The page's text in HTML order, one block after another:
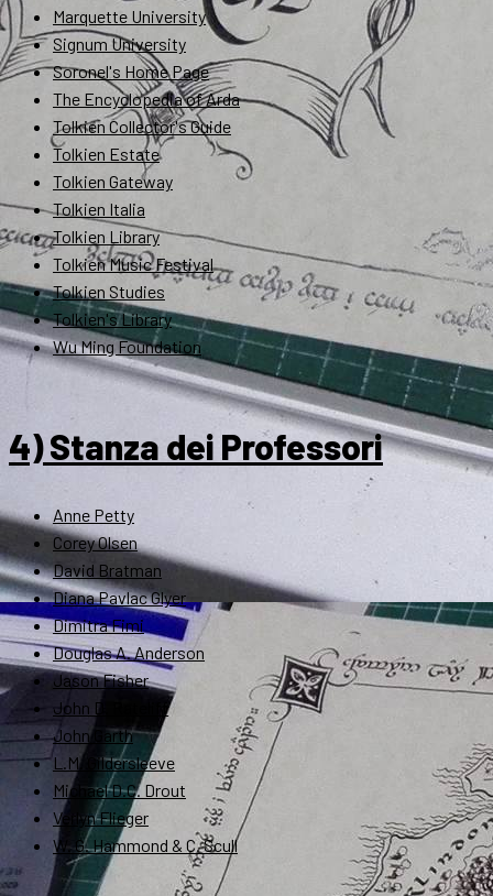
Marquette University
Signum University
Soronel's Home Page
The Encyclopedia of Arda
Tolkien Collector's Guide
Tolkien Estate
Tolkien Gateway
Tolkien Italia
Tolkien Library
Tolkien Music Festival
Tolkien Studies
Tolkien's Library
Wu Ming Foundation
4) Stanza dei Professori
Anne Petty
Corey Olsen
David Bratman
Diana Pavlac Glyer
Dimitra Fimi
Douglas A. Anderson
Jason Fisher
John D. Rateliff
John Garth
L.M. Gildersleeve
Michael D.C. Drout
Verlyn Flieger
W. G. Hammond & C. Scull